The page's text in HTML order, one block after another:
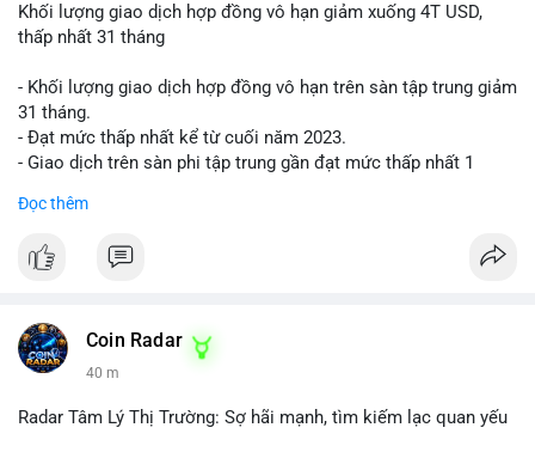
Khối lượng giao dịch hợp đồng vô hạn giảm xuống 4T USD,
thấp nhất 31 tháng
- Khối lượng giao dịch hợp đồng vô hạn trên sàn tập trung giảm
31 tháng.
- Đạt mức thấp nhất kể từ cuối năm 2023.
- Giao dịch trên sàn phi tập trung gần đạt mức thấp nhất 1
#vlikevn #titanbot
Đọc thêm
Coin Radar
40 m
Radar Tâm Lý Thị Trường: Sợ hãi mạnh, tìm kiếm lạc quan yếu